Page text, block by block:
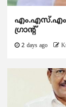
ഗ്രാന്റ്
2 days ago